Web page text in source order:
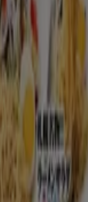
チラシとお
プのステーキ・ハンバ
ー
は極厚ステーキと粗
しており、家族で楽し
所や駐車場情報、電話